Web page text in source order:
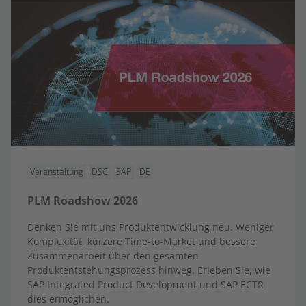
Veranstaltung DSC SAP DE
PLM Roadshow 2026
Denken Sie mit uns Produktentwicklung neu. Weniger
Komplexität, kürzere Time-to-Market und bessere
Zusammenarbeit über den gesamten
Produktentstehungsprozess hinweg. Erleben Sie, wie
SAP Integrated Product Development und SAP ECTR
dies ermöglichen.